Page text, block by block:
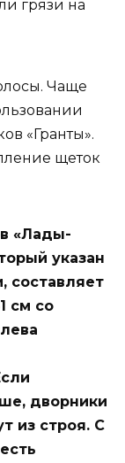
грязи на
Чаще
«Гранты».
щеток
«Лады-
указан
составляет
см со
дворники
из строя. С